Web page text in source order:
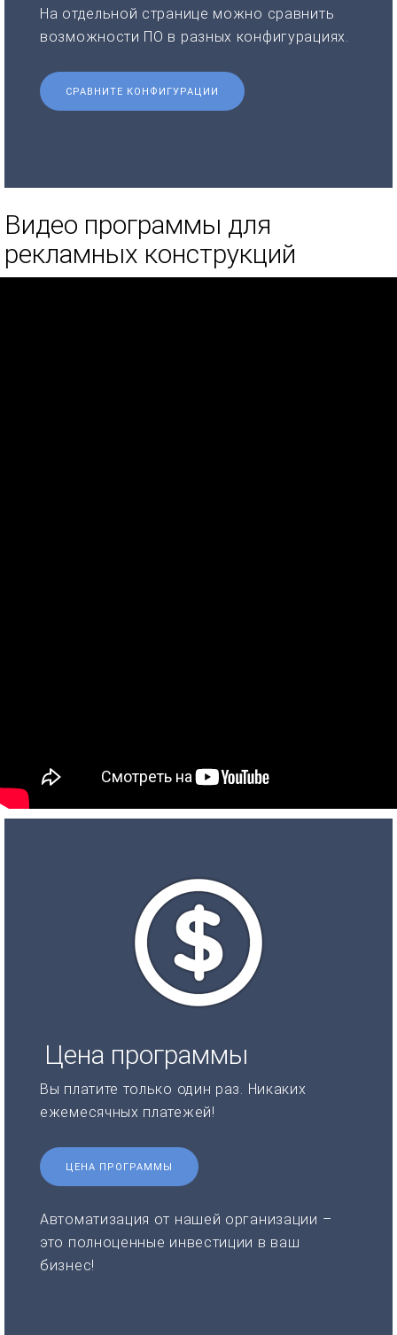
На отдельной странице можно сравнить
возможности ПО в разных конфигурациях.
СРАВНИТЕ КОНФИГУРАЦИИ
Видео программы для
рекламных конструкций
Цена программы
Вы платите только один раз. Никаких
ежемесячных платежей!
ЦЕНА ПРОГРАММЫ
Автоматизация от нашей организации –
это полноценные инвестиции в ваш
бизнес!